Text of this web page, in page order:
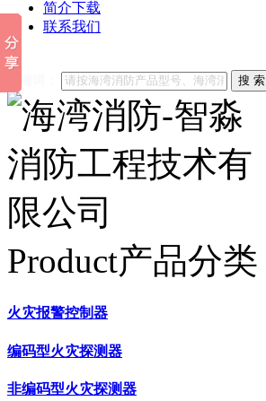
简介下载
联系我们
他们都在搜索:
搜 索
Product产品分类
火灾报警控制器
编码型火灾探测器
非编码型火灾探测器